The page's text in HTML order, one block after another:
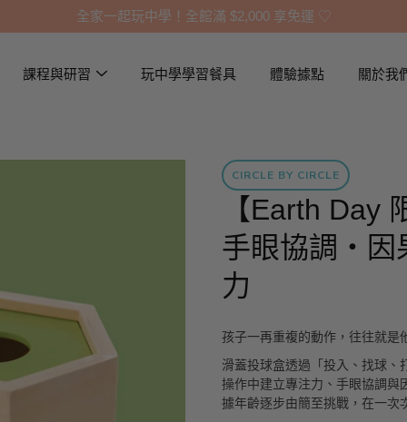
全家一起玩中學！全館滿 $2,000 享免運 ♡
課程與研習 玩中學學習餐具 體驗據點 關於我
CIRCLE BY CIRCLE
【Earth Day
手眼協調・因
力
孩子一再重複的動作，往往就是
滑蓋投球盒透過「投入、找球、
操作中建立專注力、手眼協調與
據年齡逐步由簡至挑戰，在一次